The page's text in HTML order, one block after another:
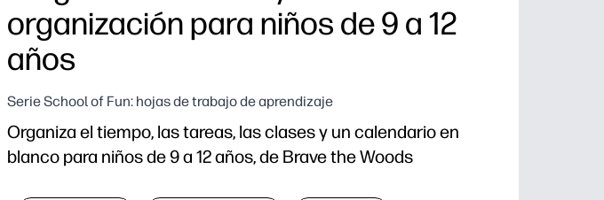
organización para niños de 9 a 12
años
Serie School of Fun: hojas de trabajo de aprendizaje
Organiza el tiempo, las tareas, las clases y un calendario en
blanco para niños de 9 a 12 años, de Brave the Woods